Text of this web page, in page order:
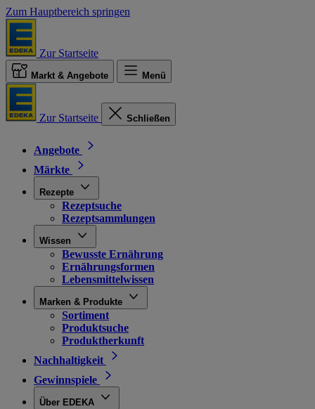
Zum Hauptbereich springen
Zur Startseite
Markt & Angebote Menü
Zur Startseite Schließen
Angebote
Märkte
Rezepte
Rezeptsuche
Rezeptsammlungen
Wissen
Bewusste Ernährung
Ernährungsformen
Lebensmittelwissen
Marken & Produkte
Sortiment
Produktsuche
Produktherkunft
Nachhaltigkeit
Gewinnspiele
Über EDEKA